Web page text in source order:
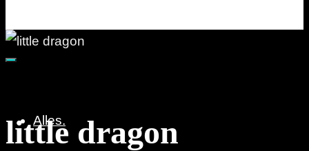
Alles.
little dragon